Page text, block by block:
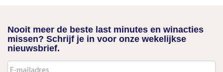
Nooit meer de beste last minutes en winacties
missen? Schrijf je in voor onze wekelijkse
nieuwsbrief.